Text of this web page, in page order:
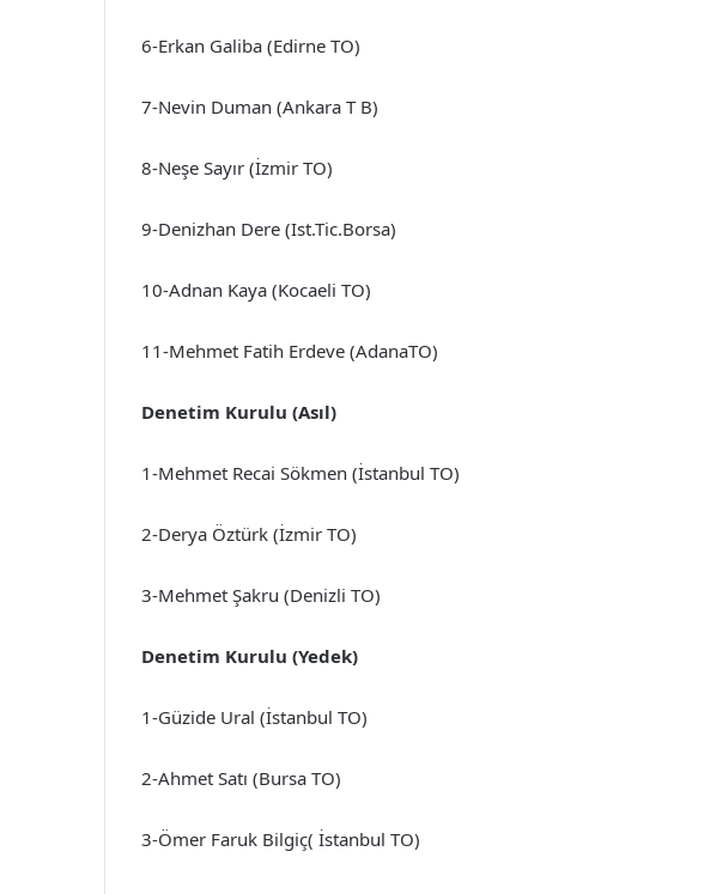
6-Erkan Galiba (Edirne TO)
7-Nevin Duman (Ankara T B)
8-Neşe Sayır (İzmir TO)
9-Denizhan Dere (Ist.Tic.Borsa)
10-Adnan Kaya (Kocaeli TO)
11-Mehmet Fatih Erdeve (AdanaTO)
Denetim Kurulu (Asıl)
1-Mehmet Recai Sökmen (İstanbul TO)
2-Derya Öztürk (İzmir TO)
3-Mehmet Şakru (Denizli TO)
Denetim Kurulu (Yedek)
1-Güzide Ural (İstanbul TO)
2-Ahmet Satı (Bursa TO)
3-Ömer Faruk Bilgiç( İstanbul TO)